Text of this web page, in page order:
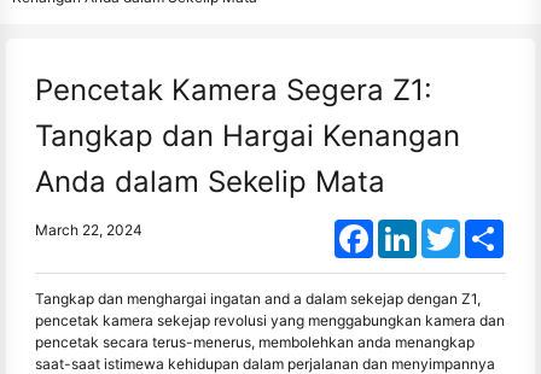
Pencetak Kamera Segera Z1:
Tangkap dan Hargai Kenangan
Anda dalam Sekelip Mata
March 22, 2024 FacebookLinkedInTwitter
Tangkap dan menghargai ingatan and a dalam sekejap dengan Z1,
pencetak kamera sekejap revolusi yang menggabungkan kamera dan
pencetak secara terus-menerus, membolehkan anda menangkap
saat-saat istimewa kehidupan dalam perjalanan dan menyimpannya